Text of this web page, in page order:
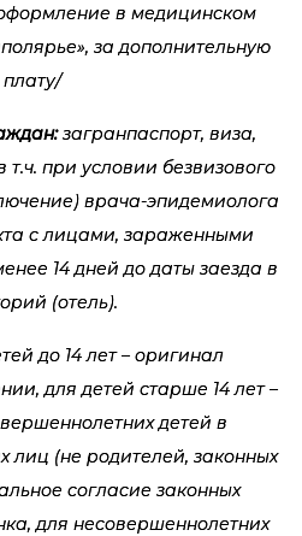
в медицинском
за дополнительную
плату/
загранпаспорт, виза,
при условии безвизового
врача-эпидемиолога
с лицами, зараженными
14 дней до даты заезда в
(отель).
до 14 лет – оригинал
для детей старше 14 лет –
детей в
лиц (не родителей, законных
согласие законных
для несовершеннолетних